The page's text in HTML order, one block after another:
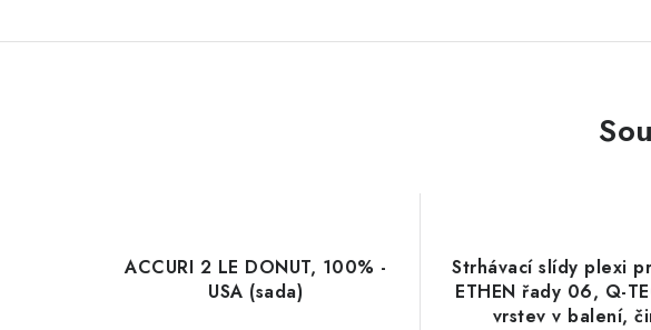
ACCURI 2 LE DONUT, 100% -
USA (sada)
Strhávací slídy plexi
ETHEN řady 06, Q-
vrstev v balení,